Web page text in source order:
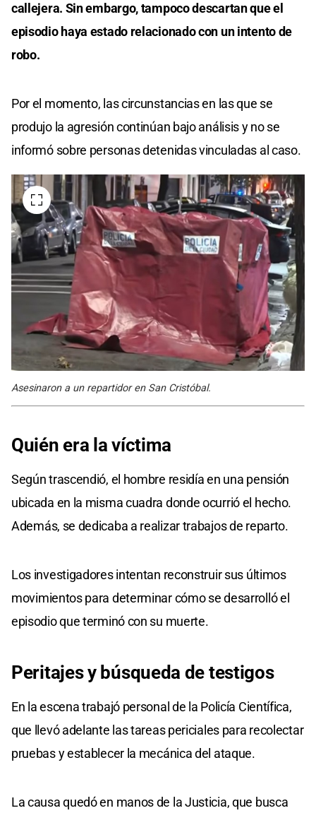
callejera. Sin embargo, tampoco descartan que el
episodio haya estado relacionado con un intento de
robo.
Por el momento, las circunstancias en las que se
produjo la agresión continúan bajo análisis y no se
informó sobre personas detenidas vinculadas al caso.
Asesinaron a un repartidor en San Cristóbal.
Quién era la víctima
Según trascendió, el hombre residía en una pensión
ubicada en la misma cuadra donde ocurrió el hecho.
Además, se dedicaba a realizar trabajos de reparto.
Los investigadores intentan reconstruir sus últimos
movimientos para determinar cómo se desarrolló el
episodio que terminó con su muerte.
Peritajesy búsqueda de testigos
En la escena trabajó personal de la Policía Científica,
que llevó adelante las tareas periciales para recolectar
pruebas y establecer la mecánica del ataque.
La causa quedó en manos de la Justicia, que busca